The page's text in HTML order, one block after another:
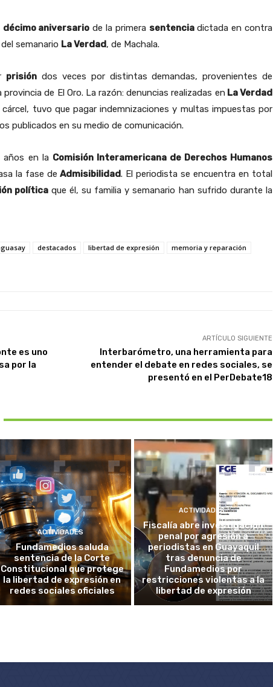
décimo aniversario de la primera sentenciadictada en contra
semanario La Verdad, de Machala.
prisión dos veces por distintas demandas, provenientes de
de El Oro. La razón: denuncias realizadas enLa Verdad
tuvo que pagar indemnizaciones y multas impuestas por
publicados en su medio de comunicación.
años en la Comisión Interamericana de Derechos Humanos
la fase de Admisibilidad. El periodista se encuentra en total
políticaque él, su familia y semanario han sufrido durante la
destacados libertad de expresión
memoria y reparación
es uno
por la
ARTÍCULO SIGUIENTE
Interbarómetro, una herramienta para
entender el debate en redes sociales, se
presentó en el PerDebate18
ACTIVIDADES
Fundamedios saluda
sentencia de la Corte
Constitucional que protege
la libertad de expresión en
redes sociales oficiales
ACTIVIDADES
Fiscalía abre investigación
penal por agresión a
periodistas en Guayaquil
tras denuncia de
Fundamedios por
restricciones violentas a la
libertad de expresión